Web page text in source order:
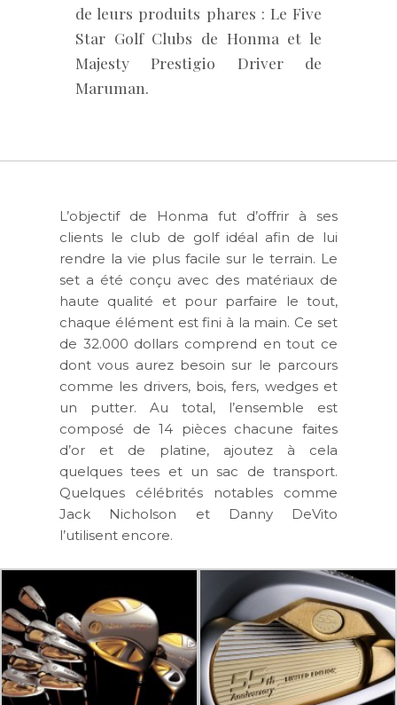
de leurs produits phares : Le Five
Star Golf Clubs de Honma et le
Majesty Prestigio Driver de
Maruman.
L’objectif de Honma fut d’offrir à ses
clients le club de golf idéal afin de lui
rendre la vie plus facile sur le terrain. Le
set a été conçu avec des matériaux de
haute qualité et pour parfaire le tout,
chaque élément est fini à la main. Ce set
de 32.000 dollars comprend en tout ce
dont vous aurez besoin sur le parcours
comme les drivers, bois, fers, wedges et
un putter. Au total, l’ensemble est
composé de 14 pièces chacune faites
d’or et de platine, ajoutez à cela
quelques tees et un sac de transport.
Quelques célébrités notables comme
Jack Nicholson et Danny DeVito
l’utilisent encore.